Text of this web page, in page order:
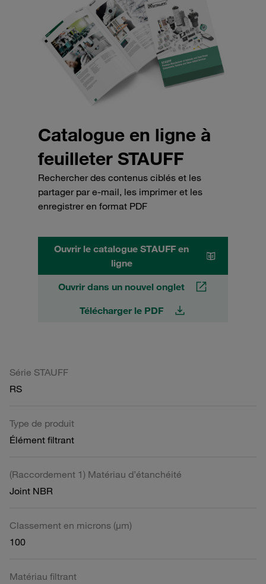
Catalogue en ligne à
feuilleter STAUFF
Rechercher des contenus ciblés et les
partager par e-mail, les imprimer et les
enregistrer en format PDF
Ouvrir le catalogue STAUFF en
ligne
Ouvrir dans un nouvel onglet
Télécharger le PDF
Série STAUFF
RS
Type de produit
Élément filtrant
(Raccordement 1) Matériau d’étanchéité
Joint NBR
Classement en microns (µm)
100
Matériau filtrant